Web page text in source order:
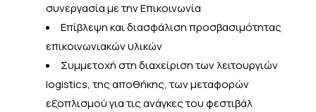
συνεργασία με την Επικοινωνία
Επίβλεψη και διασφάλιση προσβασιμότητας
επικοινωνιακών υλικών
Συμμετοχή στη διαχείριση των λειτουργιών
logistics, της αποθήκης, των μεταφορών
εξοπλισμού για τις ανάγκες του φεστιβάλ